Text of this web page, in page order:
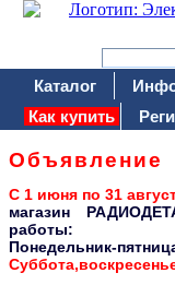
Каталог
Как купить
Объявление
С 1 июня по 31
магазин
работы:
Понедельник-